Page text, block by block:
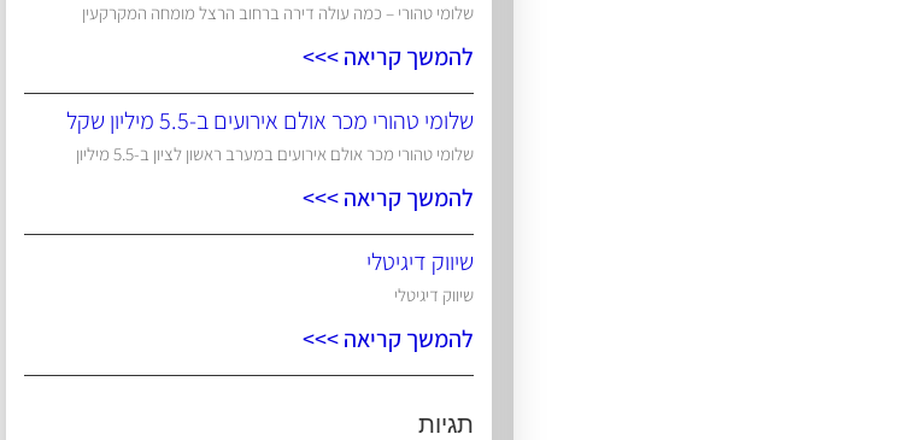
שלומי טהורי – כמה עולה דירה ברחוב הרצל מומחה המקרקעין
להמשך קריאה >>>
שלומי טהורי מכר אולם אירועים ב-5.5 מיליון שקל
שלומי טהורי מכר אולם אירועים במערב ראשון לציון ב-5.5 מיליון
להמשך קריאה >>>
שיווק דיגיטלי
שיווק דיגיטלי
להמשך קריאה >>>
תגיות